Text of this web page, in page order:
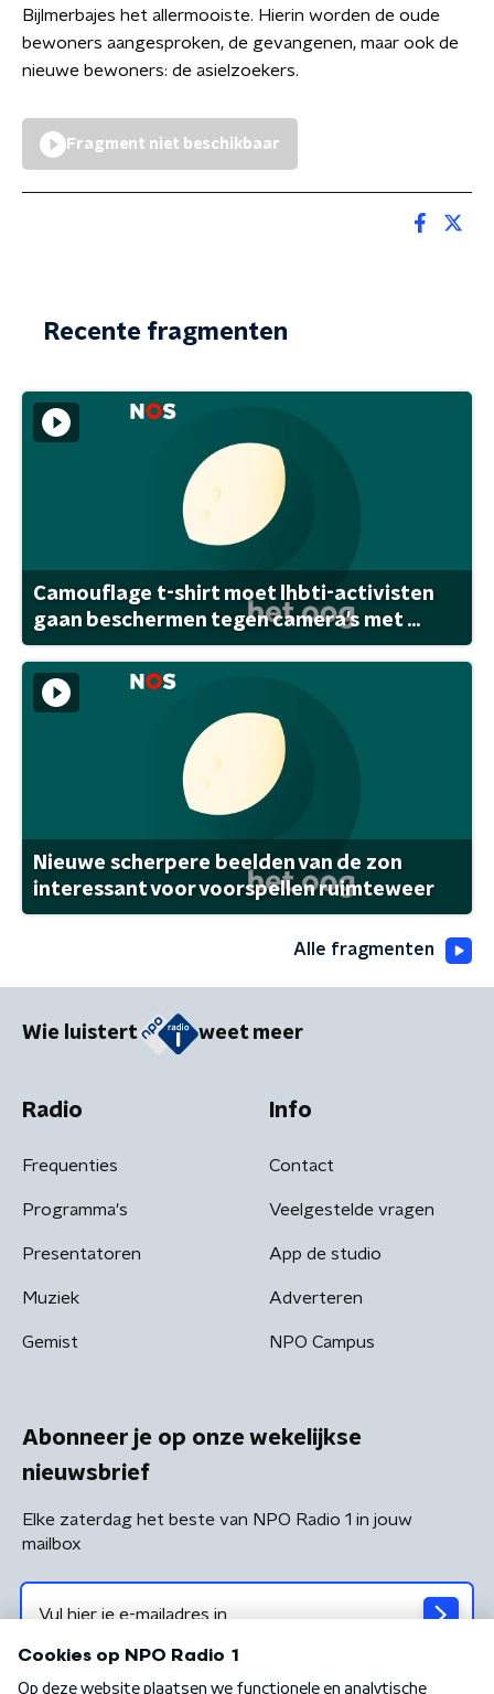
Bijlmerbajes het allermooiste. Hierin worden de oude
bewoners aangesproken, de gevangenen, maar ook de
nieuwe bewoners: de asielzoekers.
Fragment niet beschikbaar
Recente fragmenten
Camouflage t-shirt moet lhbti-activisten
gaan beschermen tegen camera's met ...
Nieuwe scherpere beelden van de zon
interessant voor voorspellen ruimteweer
Alle fragmenten
Wie luistert weet meer
Radio
Frequenties
Programma's
Presentatoren
Muziek
Gemist
Info
Contact
Veelgestelde vragen
App de studio
Adverteren
NPO Campus
Abonneer je op onze wekelijkse
nieuwsbrief
Elke zaterdag het beste van NPO Radio 1 in jouw
mailbox